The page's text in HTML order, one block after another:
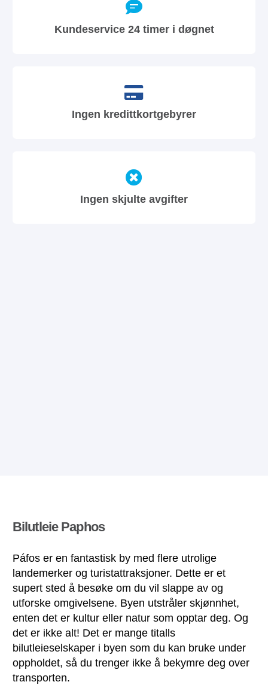
Kundeservice 24 timer i døgnet
Ingen kredittkortgebyrer
Ingen skjulte avgifter
Bilutleie Paphos
Páfos er en fantastisk by med flere utrolige
landemerker og turistattraksjoner. Dette er et
supert sted å besøke om du vil slappe av og
utforske omgivelsene. Byen utstråler skjønnhet,
enten det er kultur eller natur som opptar deg. Og
det er ikke alt! Det er mange titalls
bilutleieselskaper i byen som du kan bruke under
oppholdet, så du trenger ikke å bekymre deg over
transporten.